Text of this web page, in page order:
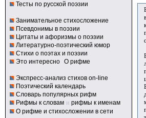
Тесты по русской поэзии
Занимательное стихосложение
Псевдонимы в поэзии
Цитаты и афоризмы о поэзии
Литературно-поэтический юмор
Стихи о поэтах и поэзии
Это интересно О рифме
Экспресс-анализ стихов on-line
Поэтический календарь
Словарь популярных рифм
Рифмы к словам и рифмы к именам
О рифме и стихосложении в сети